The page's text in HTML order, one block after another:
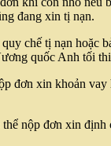
đang xin tị nạn.
chế tị nạn hoặc
quốc Anh tối
đơn xin khoản
thể nộp đơn xin